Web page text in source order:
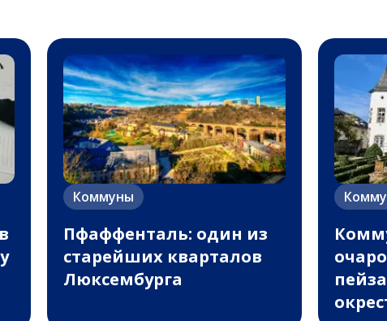
Коммуны
Пфаффенталь: один из
старейших кварталов
Люксембурга